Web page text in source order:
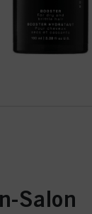
Salon